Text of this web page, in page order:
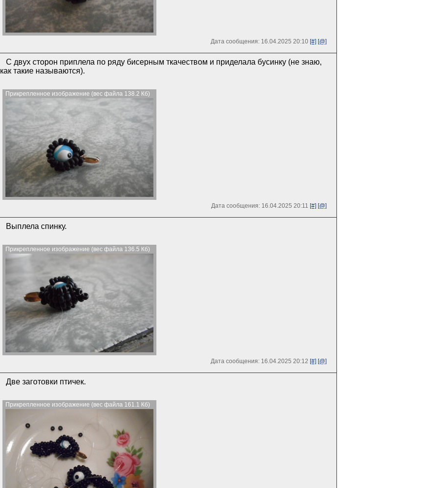
Дата сообщения: 16.04.2025 20:10 [#] [@]
С двух сторон приплела по ряду бисерным ткачеством и приделала бусинку (не знаю,
как такие называются).
Прикрепленное изображение (вес файла 138.2 Кб)
Дата сообщения: 16.04.2025 20:11 [#] [@]
Выплела спинку.
Прикрепленное изображение (вес файла 136.5 Кб)
Дата сообщения: 16.04.2025 20:12 [#] [@]
Две заготовки птичек.
Прикрепленное изображение (вес файла 161.1 Кб)